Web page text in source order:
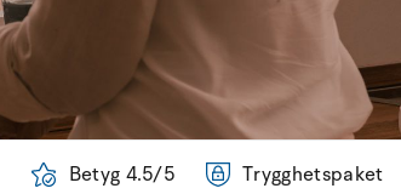
Betyg 4.5/5 Trygghetspaket